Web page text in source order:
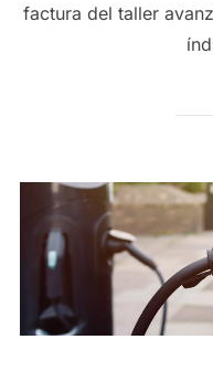
factura del taller